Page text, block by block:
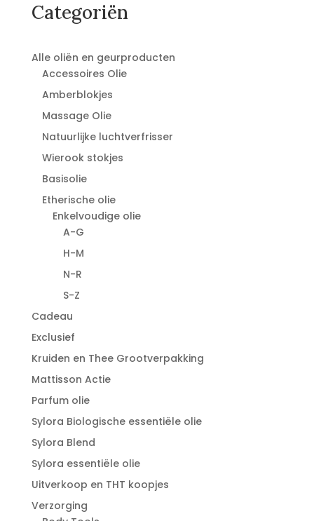
Categoriën
Alle oliën en geurproducten
Accessoires Olie
Amberblokjes
Massage Olie
Natuurlijke luchtverfrisser
Wierook stokjes
Basisolie
Etherische olie
Enkelvoudige olie
A-G
H-M
N-R
S-Z
Cadeau
Exclusief
Kruiden en Thee Grootverpakking
Mattisson Actie
Parfum olie
Sylora Biologische essentiële olie
Sylora Blend
Sylora essentiële olie
Uitverkoop en THT koopjes
Verzorging